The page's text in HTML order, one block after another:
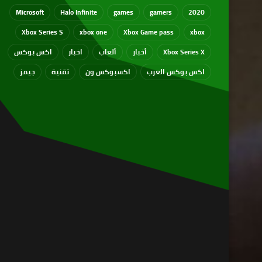
2020
gamers
games
Halo Infinite
Microsoft
xbox
Xbox Game pass
xbox one
Xbox Series S
Xbox Series X
أخبار ألعاب اخبار
اكس بوكس
اكس بوكس العرب
اكسبوكس ون تقنية جيمز